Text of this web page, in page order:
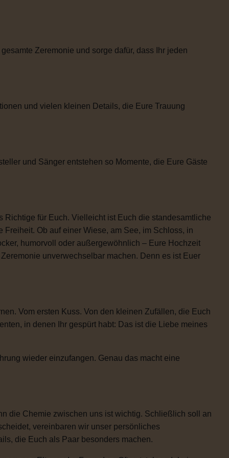
Zeremonie und sorge dafür, dass Ihr jeden
und vielen kleinen Details, die Eure Trauung
und Sänger entstehen so Momente, die Eure Gäste
für Euch. Vielleicht ist Euch die standesamtliche
Ob auf einer Wiese, am See, im Schloss, in
humorvoll oder außergewöhnlich – Eure Hochzeit
unverwechselbar machen. Denn es ist Euer
Vom ersten Kuss. Von den kleinen Zufällen, die Euch
in denen Ihr gespürt habt: Das ist die Liebe meines
wieder einzufangen. Genau das macht eine
die Chemie zwischen uns ist wichtig. Schließlich soll an
vereinbaren wir unser persönliches
die Euch als Paar besonders machen.